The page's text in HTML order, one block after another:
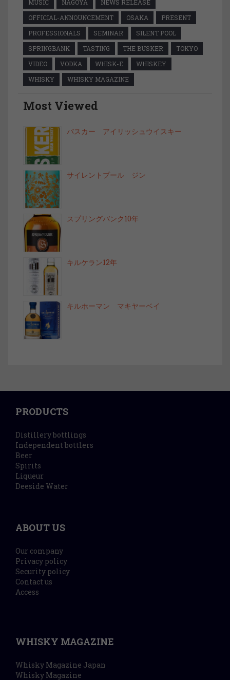
MUSIC
NAGOYA
NEWS RELEASE
OFFICIAL-ANNOUNCEMENT
OSAKA
PRESENT
PROFESSIONALS
SEMINAR
SILENT POOL
SPRINGBANK
TASTING THE BUSKER
TOKYO
VIDEO
VODKA WHISK-E
WHISKEY
WHISKY
WHISKY MAGAZINE
Most Viewed
バスカー アイリッシュウイスキー
サイレントプール ジン
スプリングバンク10年
キルケラン12年
キルホーマン マキヤーベイ
PRODUCTS
Distillery bottlings
Independent bottlers
Beer
Spirits
Liqueur
Deeside Water
ABOUT US
Our company
Privacy policy
Security policy
Contact us
Access
WHISKY MAGAZINE
Whisky Magazine Japan
Whisky Magazine